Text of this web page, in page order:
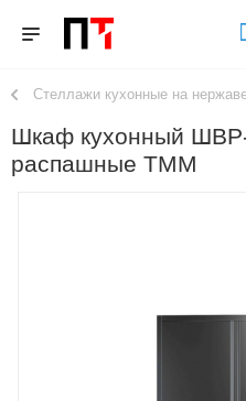
Стеллажи кухонные на
Шкаф кухонный
распашные ТММ